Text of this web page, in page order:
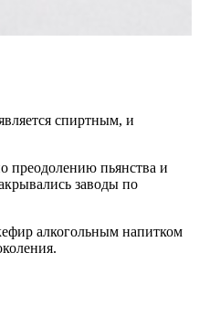
спиртным, и
пьянства и
заводы по
алкогольным напитком